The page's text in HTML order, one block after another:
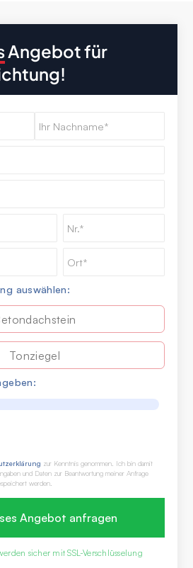
Angebot für
auswählen:
Tonziegel
zur Kenntnis genommen. Ich bin damit
und Daten zur Beantwortung meiner Anfrage
werden.
sicher mit SSL-Verschlüsselung